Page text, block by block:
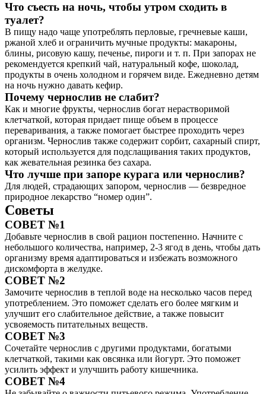
Что съесть на ночь, чтобы утром сходить в
туалет?
В пищу надо чаще употреблять перловые, гречневые каши,
ржаной хлеб и ограничить мучные продукты: макароны,
блины, рисовую кашу, печенье, пироги и т. п. При запорах не
рекомендуется крепкий чай, натуральный кофе, шоколад,
продукты в очень холодном и горячем виде. Ежедневно детям
на ночь нужно давать кефир.
Почему чернослив не слабит?
Как и многие фрукты, чернослив богат нерастворимой
клетчаткой, которая придает пище объем в процессе
переваривания, а также помогает быстрее проходить через
организм. Чернослив также содержит сорбит, сахарный спирт,
который используется для подслащивания таких продуктов,
как жевательная резинка без сахара.
Что лучше при запоре курага или чернослив?
Для людей, страдающих запором, чернослив — безвредное
природное лекарство “номер один”.
Советы
СОВЕТ №1
Добавьте чернослив в свой рацион постепенно. Начните с
небольшого количества, например, 2-3 ягод в день, чтобы дать
организму время адаптироваться и избежать возможного
дискомфорта в желудке.
СОВЕТ №2
Замочите чернослив в теплой воде на несколько часов перед
употреблением. Это поможет сделать его более мягким и
улучшит его слабительное действие, а также повысит
усвояемость питательных веществ.
СОВЕТ №3
Сочетайте чернослив с другими продуктами, богатыми
клетчаткой, такими как овсянка или йогурт. Это поможет
усилить эффект и улучшить работу кишечника.
СОВЕТ №4